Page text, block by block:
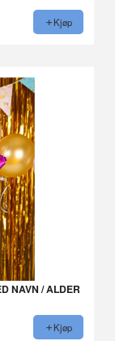
Kjøp
NAVN / ALDER
Kjøp